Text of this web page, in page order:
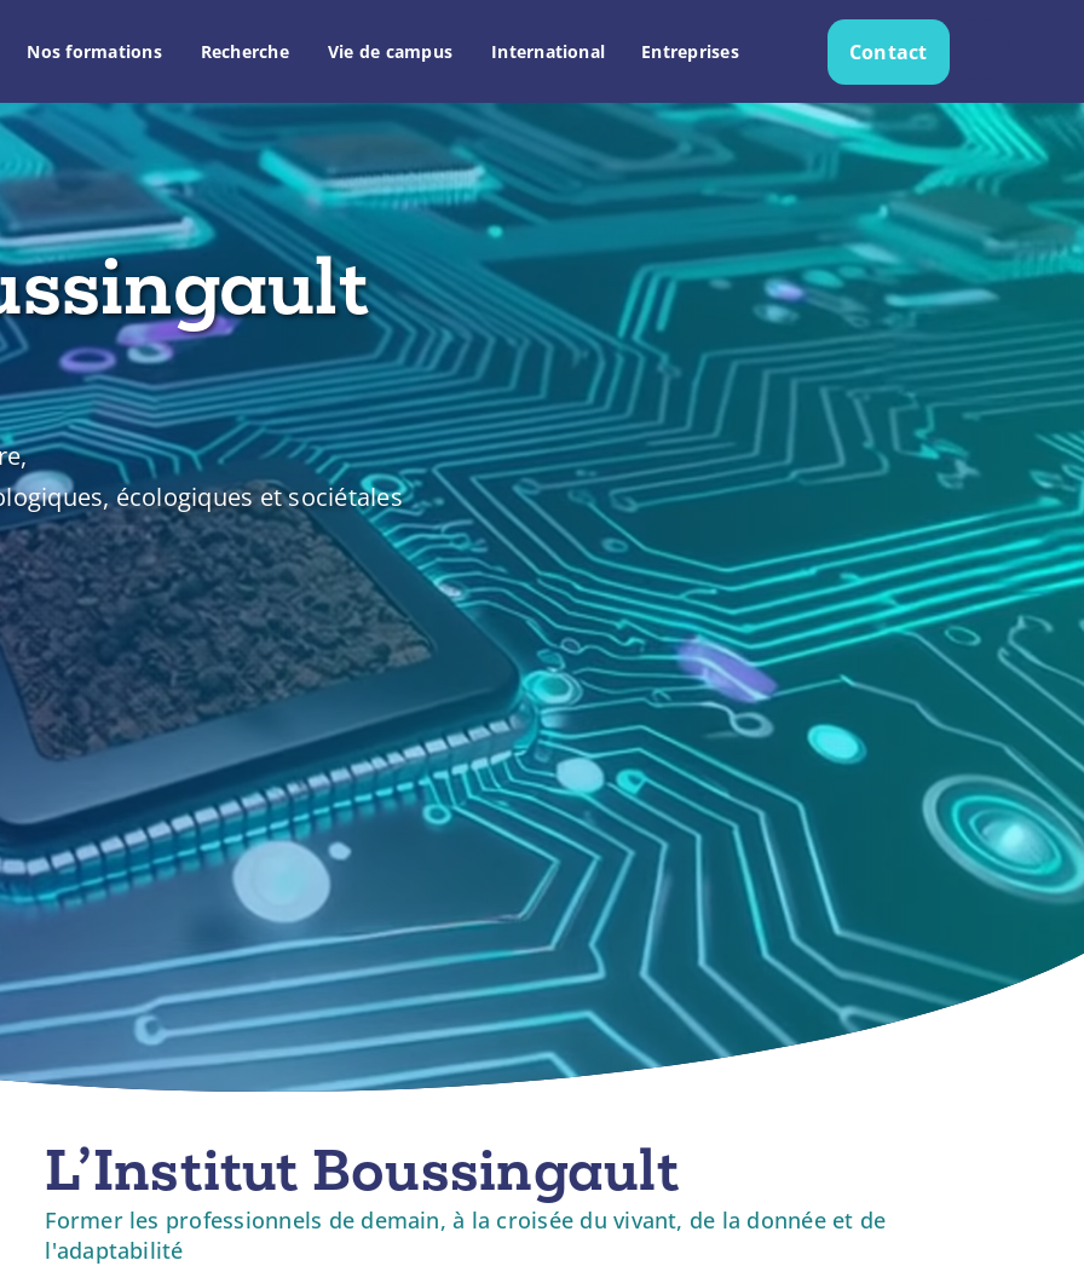
Nos formations Recherche Vie de campus International Entreprises Contact
écologiques et sociétales
L’Institut Boussingault
Former les professionnels de demain, à la croisée du vivant, de la donnée et de
l'adaptabilité